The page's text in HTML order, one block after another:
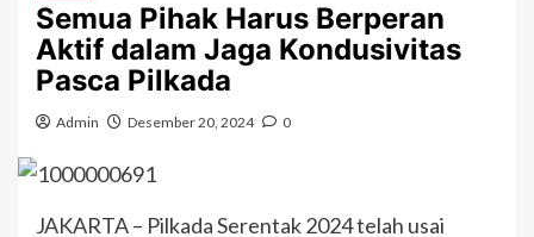
Semua Pihak Harus Berperan
Aktif dalam Jaga Kondusivitas
Pasca Pilkada
Admin Desember 20, 2024 0
JAKARTA – Pilkada Serentak 2024 telah usai